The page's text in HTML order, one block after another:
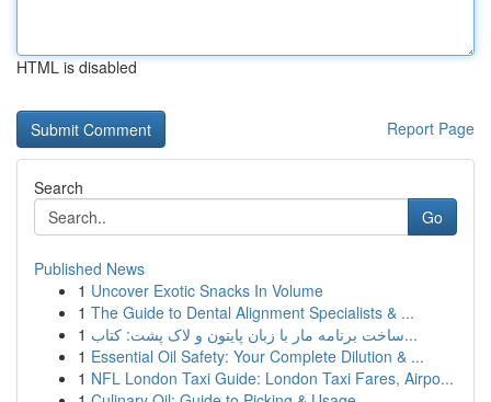
HTML is disabled
Report Page
Search
Go
Published News
1 Uncover Exotic Snacks In Volume
1 The Guide to Dental Alignment Specialists & ...
1
ساخت برنامه مار با زبان پایتون و لاک پشت: کتاب...
1 Essential Oil Safety: Your Complete Dilution & ...
1 NFL London Taxi Guide: London Taxi Fares, Airpo...